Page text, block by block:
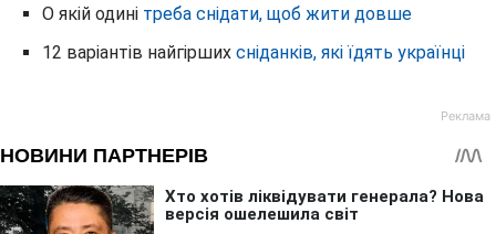
О якій одині треба снідати, щоб жити довше
12 варіантів найгірших сніданків, які їдять українці